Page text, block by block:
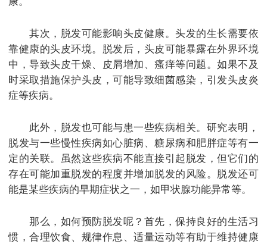
其次，脱发可能影响头皮健康。头发的生长需要依
靠健康的头皮环境。脱发后，头皮可能暴露在外界环境
中，导致头皮干燥、皮屑增加、瘙痒等问题。如果不及
时采取措施保护头皮，可能导致细菌感染，引发头皮炎
症等疾病。
此外，脱发也可能与患一些疾病相关。研究表明，
脱发与一些慢性疾病如心脏病、糖尿病和肥胖症等有一
定的关联。虽然这些疾病不能直接引起脱发，但它们的
存在可能加重脱发的程度并增加脱发的风险。脱发还可
能是某些疾病的早期症状之一，如甲状腺功能异常等。
那么，如何预防脱发呢？首先，保持良好的生活习
惯，合理饮食、规律作息、适量运动等有助于维持健康